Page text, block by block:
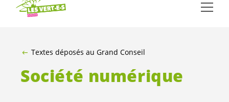
Textes déposés au Grand Conseil
Société numérique